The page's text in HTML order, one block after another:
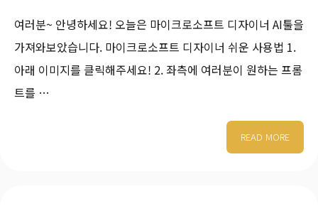
여러분~ 안녕하세요! 오늘은 마이크로소프트 디자이너 AI툴을
가져와보았습니다. 마이크로소프트 디자이너 쉬운 사용법 1.
아래 이미지를 클릭해주세요! 2. 좌측에 여러분이 원하는 프롬
트를 …
READ MORE